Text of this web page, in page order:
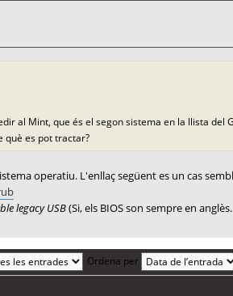
al Mint, que és el segon sistema en la llista
què es pot tractar?
operatiu. L'enllaç següent es un cas
legacy USB(Si, els BIOS son sempre en anglès.
Ordena per